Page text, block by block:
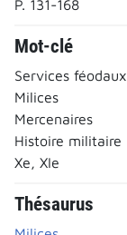
P. 131-168
Mot-clé
Services féodaux
Milices
Mercenaires
Histoire militaire
Xe, XIe
Thésaurus